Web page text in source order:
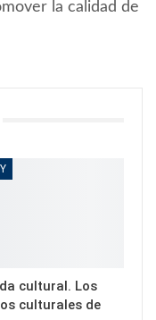
la calidad de
cultural. Los
culturales de